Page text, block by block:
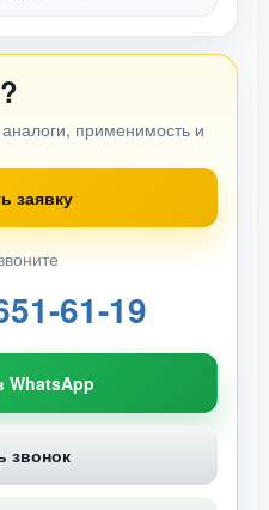
применимость и
заявку
61-19
WhatsApp
звонок